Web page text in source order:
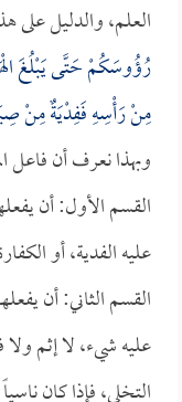
العلم، والدليل على
رُؤُوسَكُمْ حَتَّى يَبْلُغَ
مِنْ رَأْسِهِ فَفِدْيَةٌ مِنْ
وبهذا نعرف أن فاعل
القسم الأول: أن
عليه الفدية، أو
القسم الثاني: أن
عليه شيء، لا إثم